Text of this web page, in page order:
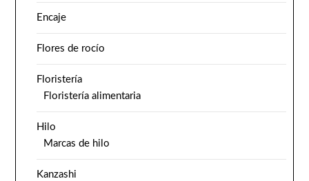
Encaje
Flores de rocío
Floristería
Floristería alimentaria
Hilo
Marcas de hilo
Kanzashi